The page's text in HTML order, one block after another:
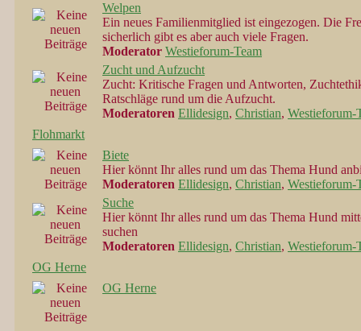
Welpen
Ein neues Familienmitglied ist eingezogen. Die
sicherlich gibt es aber auch viele Fragen.
Moderator Westieforum-Team
Zucht und Aufzucht
Zucht: Kritische Fragen und Antworten,
Ratschläge rund um die Aufzucht.
Moderatoren Ellidesign, Christian, Westieforum-
Flohmarkt
Biete
Hier könnt Ihr alles rund um das Thema Hund
Moderatoren Ellidesign, Christian, Westieforum-
Suche
Hier könnt Ihr alles rund um das Thema Hund
suchen
Moderatoren Ellidesign, Christian, Westieforum-
OG Herne
OG Herne